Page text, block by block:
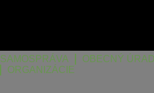
SAMOSPRÁVA OBECNÝ ÚRAD
ORGANIZÁCIE